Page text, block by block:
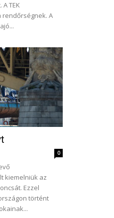
TEK
A
0
kiemelniük az
Ezzel
történt